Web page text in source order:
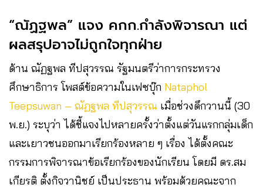
“ณัฏฐพล” แจง คกก.กำลังพิจารณา แต่
ผลสรุปอาจไม่ถูกใจทุกฝ่าย
ด้าน ณัฏฐพล ทีปสุวรรณ รัฐมนตรีว่าการกระทรวง
ศึกษาธิการ โพสต์ข้อความในเฟซบุ๊ก Nataphol
Teepsuwan – ณัฏฐพล ทีปสุวรรณ เมื่อช่วงดึกวานนี้ (30
พ.ย.) ระบุว่า ได้ชี้แจงไปหลายครั้งว่าตั้งแต่วันแรกกลุ่มเด็ก
และเยาวชนออกมาเรียกร้องหลาย ๆ เรื่อง ได้ตั้งคณะ
กรรมการพิจารณาข้อเรียกร้องของนักเรียน โดยมี ดร.สม
เกียรติ ตั้งกิจวานิชย์ เป็นประธาน พร้อมด้วยคณะจาก